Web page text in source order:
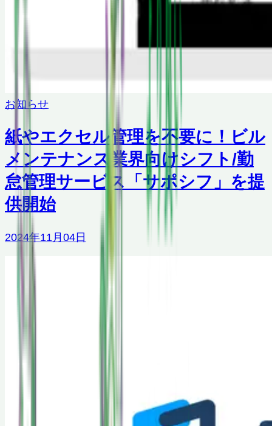
お知らせ
紙やエクセル管理を不要に！ビル
メンテナンス業界向けシフト/勤
怠管理サービス「サポシフ」を提
供開始
2024年11月04日